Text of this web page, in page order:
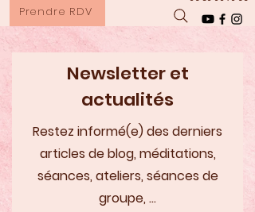
Prendre RDV
Newsletter et
actualités
Restez informé(e) des derniers
articles de blog, méditations,
séances, ateliers, séances de
groupe, ...